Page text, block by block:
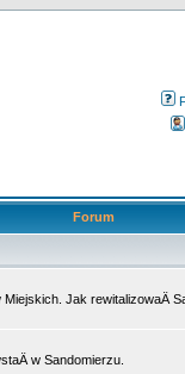
Forum
Jak rewitalizowaÄ
w Sandomierzu.